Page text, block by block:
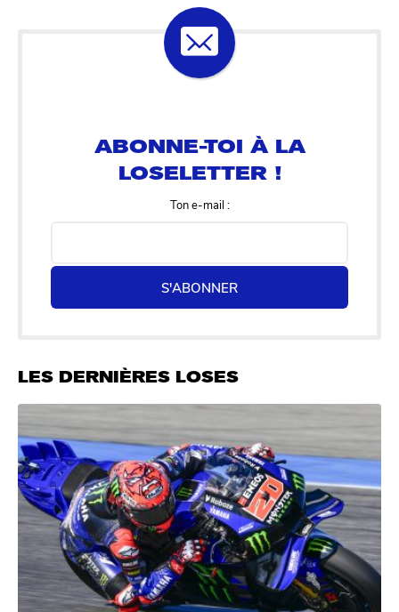
Ton e-mail :
S'ABONNER
LES DERNIÈRES LOSES